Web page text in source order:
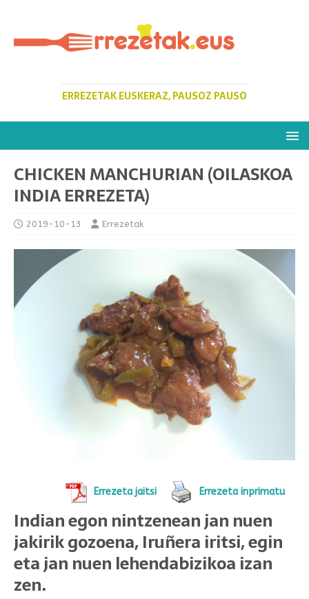
ERREZETAK EUSKERAZ, PAUSOZ PAUSO
CHICKEN MANCHURIAN (OILASKOA
INDIA ERREZETA)
2019-10-13 Errezetak
Errezeta jaitsi Errezeta inprimatu
Indian egon nintzenean jan nuen
jakirik gozoena, Iruñera iritsi, egin
eta jan nuen lehendabizikoa izan
zen.